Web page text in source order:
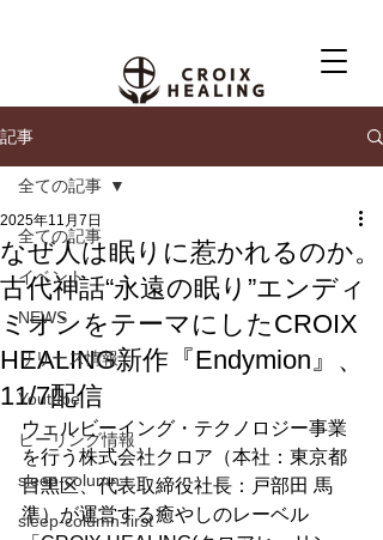
記事
全ての記事
イベント
NEWS
リリース情報
Youtube
ヒーリング情報
sleep-column
sleep-column-first
全ての記事
なぜ人は眠りに惹かれるのか。
古代神話“永遠の眠り”エンディ
ミオンをテーマにしたCROIX
HEALING新作『Endymion』、
11/7配信
2025年11月7日
ウェルビーイング・テクノロジー事業
を行う株式会社クロア（本社：東京都
目黒区、代表取締役社⻑：戸部田 馬
準）が運営する癒やしのレーベル